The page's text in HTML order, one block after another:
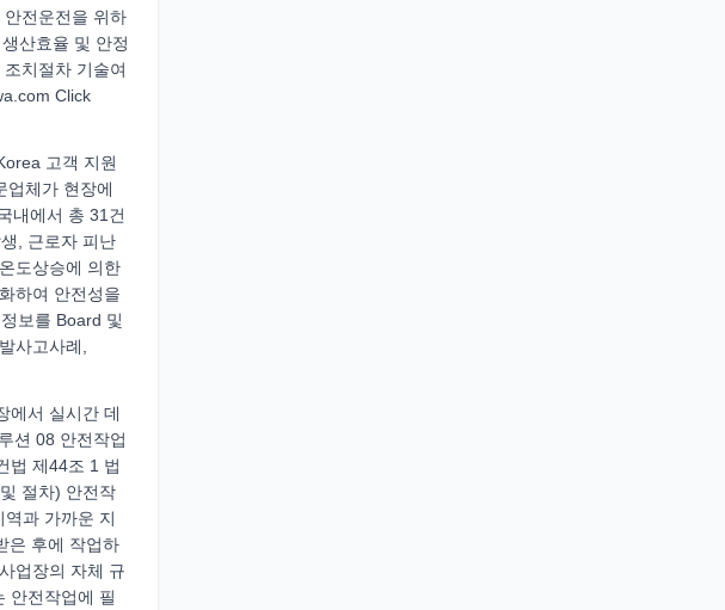
전운전을 위하
산효율 및 안정
치절차 기술여
Click
고객 지원
업체가 현장에
내에서 총 31건
, 근로자 피난
도상승에 의한
하여 안전성을
보를 Board 및
사고사례,
에서 실시간 데
션 08 안전작업
법 제44조 1 법
절차) 안전작
과 가까운 지
은 후에 작업하
업장의 자체 규
안전작업에 필